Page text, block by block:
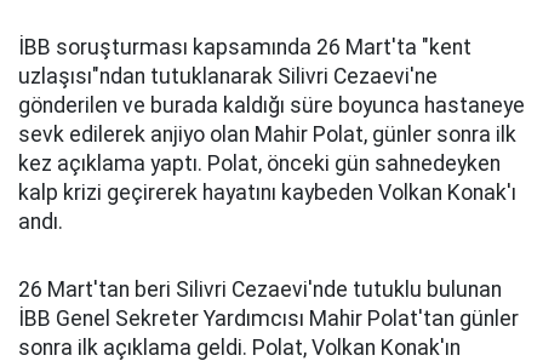
İBB soruşturması kapsamında 26 Mart'ta "kent
uzlaşısı"ndan tutuklanarak Silivri Cezaevi'ne
gönderilen ve burada kaldığı süre boyunca hastaneye
sevk edilerek anjiyo olan Mahir Polat, günler sonra ilk
kez açıklama yaptı. Polat, önceki gün sahnedeyken
kalp krizi geçirerek hayatını kaybeden Volkan Konak'ı
andı.
26 Mart'tan beri Silivri Cezaevi'nde tutuklu bulunan
İBB Genel Sekreter Yardımcısı Mahir Polat'tan günler
sonra ilk açıklama geldi. Polat, Volkan Konak'ın